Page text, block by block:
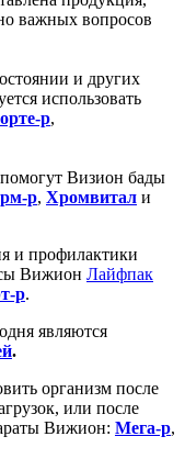
важных вопросов
и других
использовать
р,
Визион бады
р, Хромвитал и
и профилактики
Вижион Лайфпак
р.
являются
.
организм после
или после
Вижион: Мега-р,